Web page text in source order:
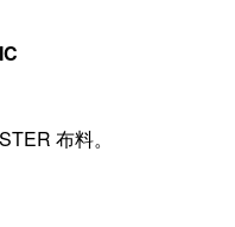
布料。